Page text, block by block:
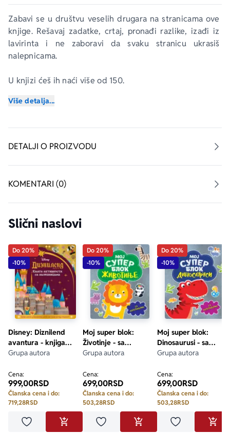
Zabavi se u društvu veselih drugara na stranicama ove
knjige. Rešavaj zadatke, crtaj, pronađi razlike, izađi iz
lavirinta i ne zaboravi da svaku stranicu ukrasiš
nalepnicama.
U knjizi ćeš ih naći više od 150.
• Nalepnice sa kolutavim okicama
• Mnogo aktivnosti
• Više od 150 nalepnica
Više detalja...
DETALJI O PROIZVODU
KOMENTARI (0)
Slični naslovi
Do 20%
-10%
Disney: Diznilend
avantura - knjiga
aktivnosti sa
Grupa autora
Cena:
999,00RSD
Članska cena i do:
719,28RSD
Dodaj u omiljeneDODAJ U KORPU
Do 20%
-10%
Moj super blok:
Životinje - sa
nalepnicama
Grupa autora
Cena:
699,00RSD
Članska cena i do:
503,28RSD
Dodaj u omiljeneDODAJ U KORPU
Do 20%
-10%
Moj super blok:
Dinosaurusi - sa
nalepnicama
Grupa autora
Cena:
699,00RSD
Članska cena i do:
503,28RSD
Dodaj u